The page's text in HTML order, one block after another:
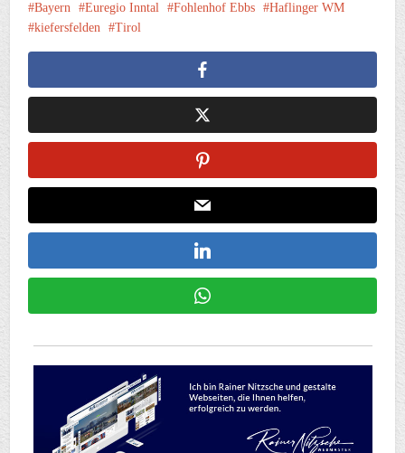
Bayern Euregio Inntal Fohlenhof Ebbs
Haflinger WM
kiefersfelden
Tirol